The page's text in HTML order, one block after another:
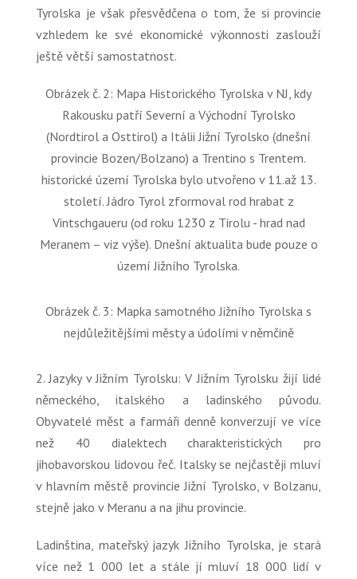
Tyrolska je však přesvědčena o tom, že si provincie
vzhledem ke své ekonomické výkonnosti zaslouží
ještě větší samostatnost.
Obrázek č. 2: Mapa Historického Tyrolska v NJ, kdy
Rakousku patří Severní a Východní Tyrolsko
(Nordtirol a Osttirol) a Itálii Jižní Tyrolsko (dnešní
provincie Bozen/Bolzano) a Trentino s Trentem.
historické území Tyrolska bylo utvořeno v 11.až 13.
století. Jádro Tyrol zformoval rod hrabat z
Vintschgaueru (od roku 1230 z Tirolu - hrad nad
Meranem – viz výše). Dnešní aktualita bude pouze o
území Jižního Tyrolska.
Obrázek č. 3: Mapka samotného Jižního Tyrolska s
nejdůležitějšími městy a údolími v němčině
2. Jazyky v Jižním Tyrolsku: V Jižním Tyrolsku žijí lidé
německého, italského a ladinského původu.
Obyvatelé měst a farmáři denně konverzují ve více
než 40 dialektech charakteristických pro
jihobavorskou lidovou řeč. Italsky se nejčastěji mluví
v hlavním městě provincie Jižní Tyrolsko, v Bolzanu,
stejně jako v Meranu a na jihu provincie.
Ladinština, mateřský jazyk Jižního Tyrolska, je stará
více než 1 000 let a stále jí mluví 18 000 lidí v